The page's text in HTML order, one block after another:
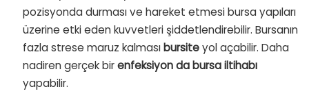
pozisyonda durması ve hareket etmesi bursa yapıları
üzerine etki eden kuvvetleri şiddetlendirebilir. Bursanın
fazla strese maruz kalmasıbursiteyol açabilir. Daha
nadiren gerçek birenfeksiyon da bursa iltihabı
yapabilir.